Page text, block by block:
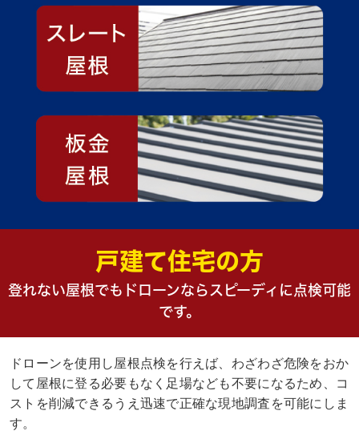
戸建て住宅の方
登れない屋根でもドローンならスピーディに点検可能
です。
ドローンを使用し屋根点検を行えば、わざわざ危険をおか
して屋根に登る必要もなく足場なども不要になるため、コ
ストを削減できるうえ迅速で正確な現地調査を可能にしま
す。